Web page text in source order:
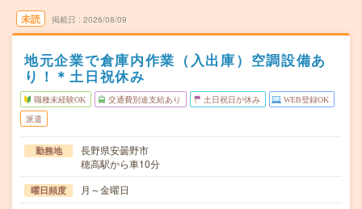
未読 掲載日 2026/08/09
地元企業で倉庫内作業（入出庫）空調設備あ
り！＊土日祝休み
職種未経験OK 交通費別途支給あり 土日祝日が休み WEB登録OK
派遣
勤務地
長野県安曇野市
穂高駅から車10分
曜日頻度 月～金曜日